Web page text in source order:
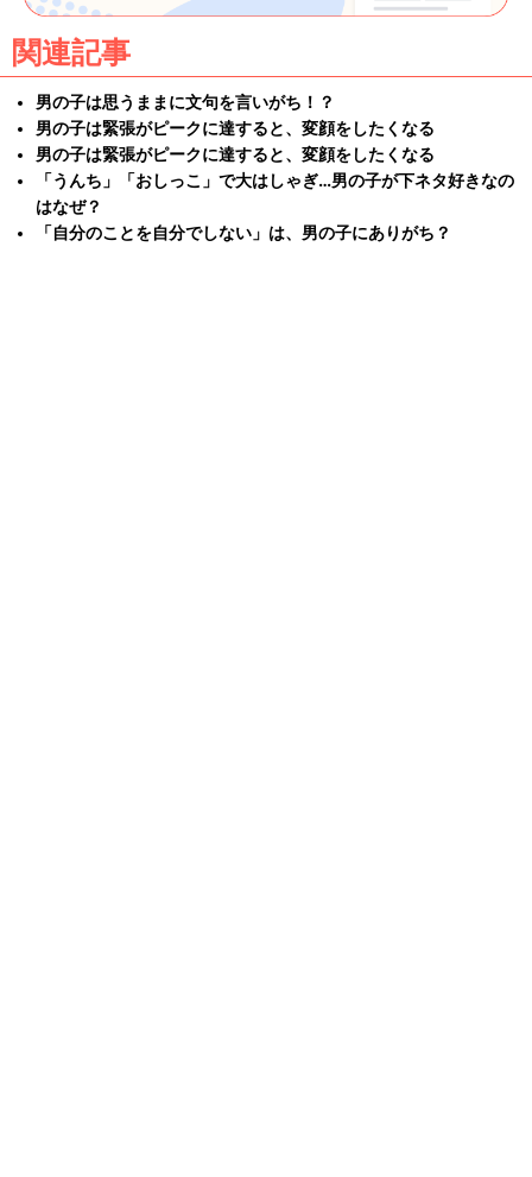
関連記事
男の子は思うままに文句を言いがち！？
男の子は緊張がピークに達すると、変顔をしたくなる
男の子は緊張がピークに達すると、変顔をしたくなる
「うんち」「おしっこ」で大はしゃぎ…男の子が下ネタ好きなの
はなぜ？
「自分のことを自分でしない」は、男の子にありがち？